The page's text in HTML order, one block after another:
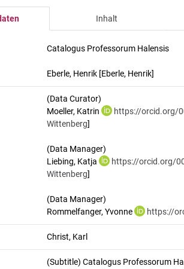
Inhalt
Catalogus Professorum Halensis
Eberle, Henrik [Eberle, Henrik]
(Data Curator)
Moeller, Katrin
https://orcid.org/
Wittenberg]
(Data Manager)
Liebing, Katja
https://orcid.org/
Wittenberg]
(Data Manager)
Rommelfanger, Yvonne
https://
Christ, Karl
(Subtitle) Catalogus Professorum